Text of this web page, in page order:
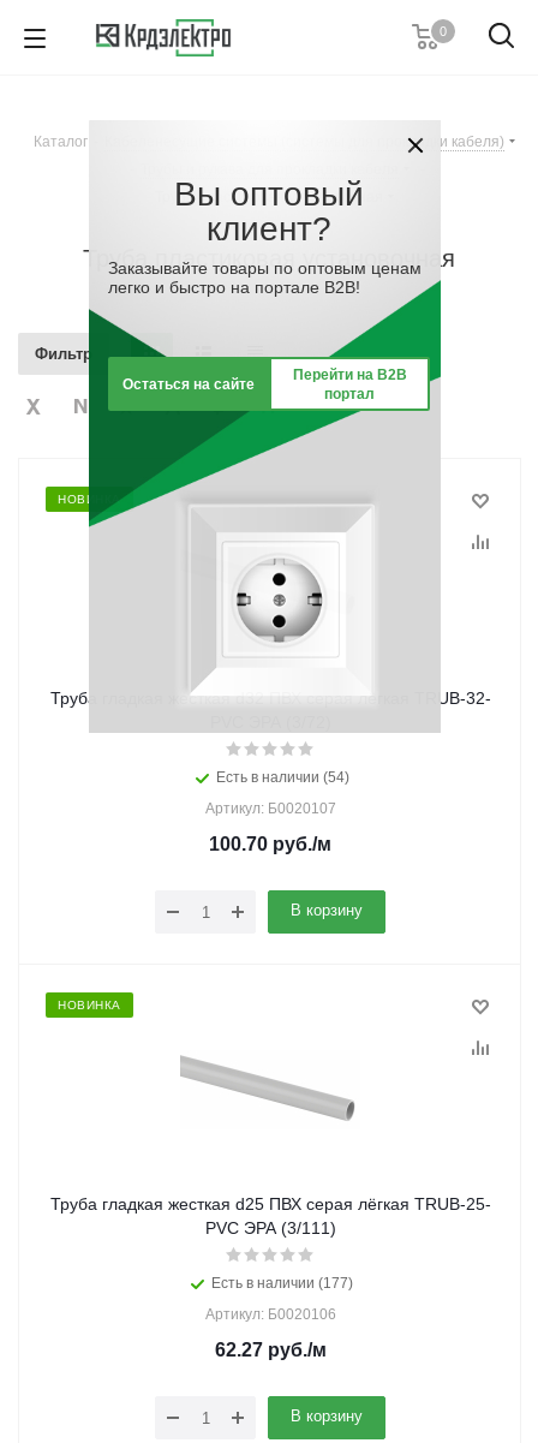
0
Каталог
Кабеленесущие системы (системы для прокладки кабеля)
Труба пластиковая установочная
Труба пластиковая установочная
Фильтр
НОВИНКА
Труба гладкая жесткая d32 ПВХ серая лёгкая TRUB-32-
Есть в наличии (54)
Артикул: Б0020107
100.70 руб./м
В корзину
НОВИНКА
Труба гладкая жесткая d25 ПВХ серая лёгкая TRUB-25-
PVC ЭРА (3/111)
Есть в наличии (177)
Артикул: Б0020106
62.27руб./м
В корзину
Вы оптовый
клиент?
Заказывайте товары по оптовым ценам
легко и быстро на портале B2B!
Остаться на сайте
Перейти на B2B
портал